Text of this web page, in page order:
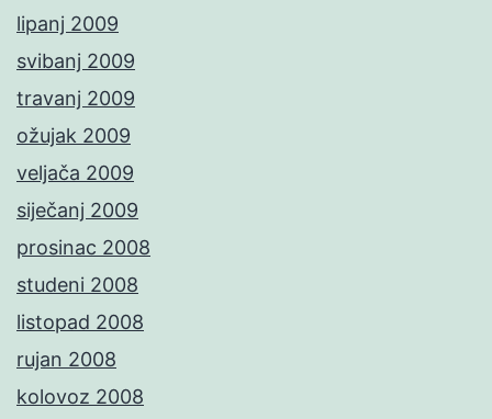
lipanj 2009
svibanj 2009
travanj 2009
ožujak 2009
veljača 2009
siječanj 2009
prosinac 2008
studeni 2008
listopad 2008
rujan 2008
kolovoz 2008